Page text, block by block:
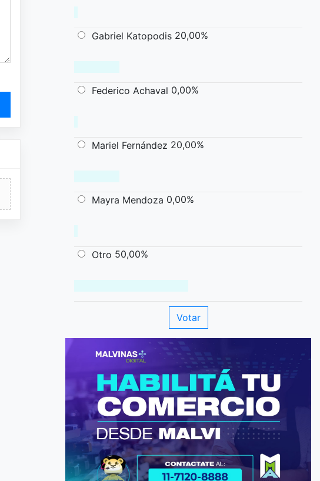
Gabriel Katopodis 20,00%
Federico Achaval 0,00%
Mariel Fernández 20,00%
Mayra Mendoza 0,00%
Otro 50,00%